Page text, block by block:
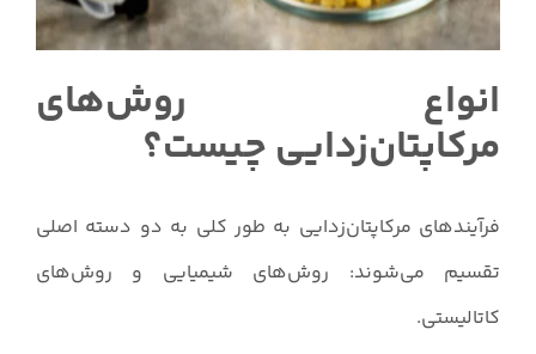
انواع روش‌های
مرکاپتان‌زدایی چیست؟
فرآیندهای مرکاپتان‌زدایی به طور کلی به دو دسته اصلی
تقسیم می‌شوند: روش‌های شیمیایی و روش‌های
کاتالیستی.